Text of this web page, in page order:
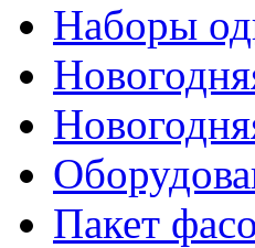
Наборы
Пакет